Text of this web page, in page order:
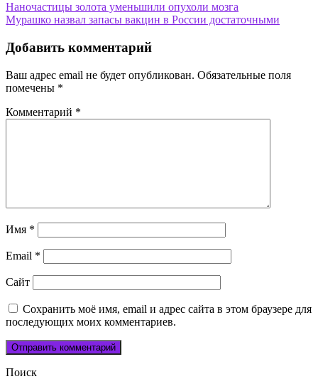
Навигация
по
записям
Наночастицы золота уменьшили опухоли мозга
Мурашко назвал запасы вакцин в России достаточными
Добавить комментарий
Ваш адрес email не будет опубликован. Обязательные поля
помечены *
Комментарий *
Имя *
Email *
Сайт
Сохранить моё имя, email и адрес сайта в этом браузере для
последующих моих комментариев.
Поиск